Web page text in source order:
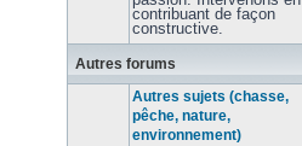
contribuant de façon
constructive.
Autres forums
Autres sujets (chasse,
pêche, nature,
environnement)